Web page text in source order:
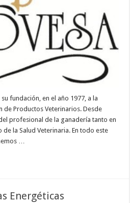
su fundación, en el año 1977, a la
de Productos Veterinarios. Desde
profesional de la ganadería tanto en
la Salud Veterinaria. En todo este
…
Energéticas